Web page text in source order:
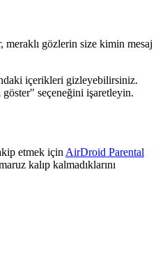
gözlerin size kimin mesaj
içerikleri gizleyebilirsiniz.
göster" seçeneğini işaretleyin.
etmek için AirDroid Parental
kalıp kalmadıklarını